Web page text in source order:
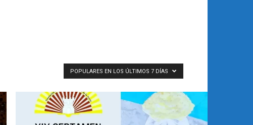
POPULARES EN LOS ÚLTIMOS 7 DÍAS